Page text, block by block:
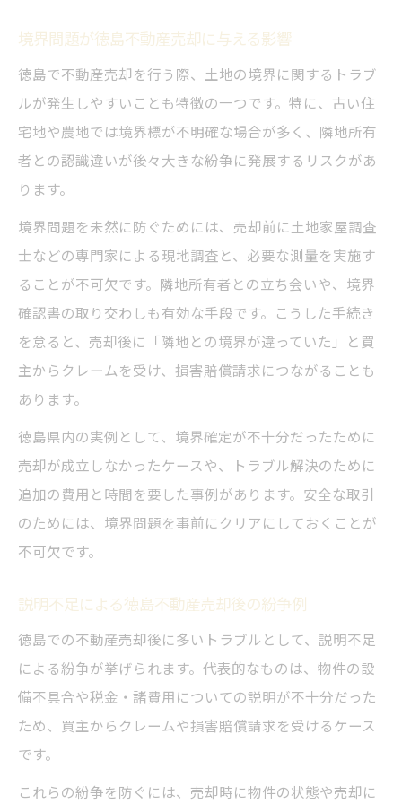
境界問題が徳島不動産売却に与える影響
徳島で不動産売却を行う際、土地の境界に関するトラブ
ルが発生しやすいことも特徴の一つです。特に、古い住
宅地や農地では境界標が不明確な場合が多く、隣地所有
者との認識違いが後々大きな紛争に発展するリスクがあ
ります。
境界問題を未然に防ぐためには、売却前に土地家屋調査
士などの専門家による現地調査と、必要な測量を実施す
ることが不可欠です。隣地所有者との立ち会いや、境界
確認書の取り交わしも有効な手段です。こうした手続き
を怠ると、売却後に「隣地との境界が違っていた」と買
主からクレームを受け、損害賠償請求につながることも
あります。
徳島県内の実例として、境界確定が不十分だったために
売却が成立しなかったケースや、トラブル解決のために
追加の費用と時間を要した事例があります。安全な取引
のためには、境界問題を事前にクリアにしておくことが
不可欠です。
説明不足による徳島不動産売却後の紛争例
徳島での不動産売却後に多いトラブルとして、説明不足
による紛争が挙げられます。代表的なものは、物件の設
備不具合や税金・諸費用についての説明が不十分だった
ため、買主からクレームや損害賠償請求を受けるケース
です。
これらの紛争を防ぐには、売却時に物件の状態や売却に